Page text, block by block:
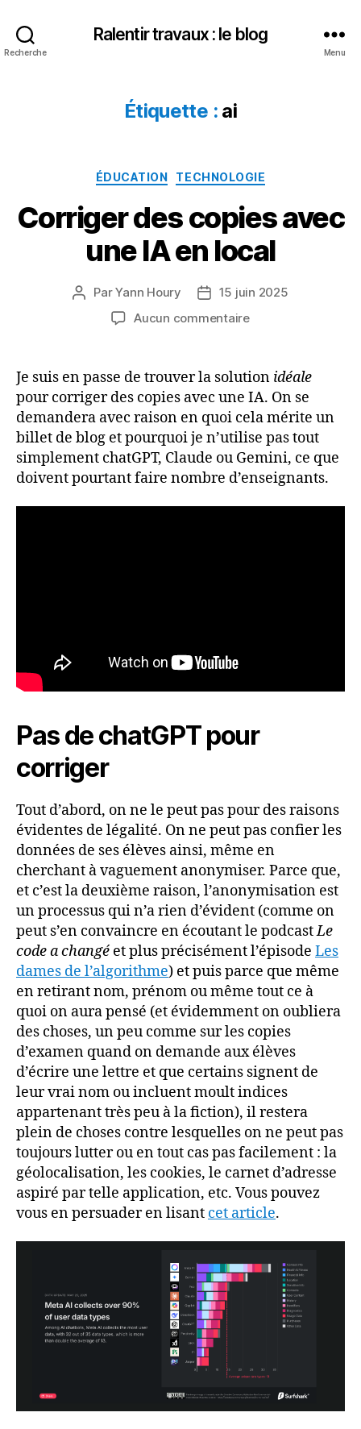
Recherche
Ralentir travaux : le blog
Menu
Étiquette : ai
Catégories
ÉDUCATION TECHNOLOGIE
Corriger des copies avec
une IA en local
Auteur
l’article
ParYann Houry
Date15 juin 2025
Aucun commentairesur
copies
une
IA
en
local
Je suis en passe de trouver la solution idéale
pour corriger des copies avec une IA. On se
demandera avec raison en quoi cela mérite un
billet de blog et pourquoi je n’utilise pas tout
simplement chatGPT, Claude ou Gemini, ce que
doivent pourtant faire nombre d’enseignants.
Pas de chatGPT pour
corriger
Tout d’abord, on ne le peut pas pour des raisons
évidentes de légalité. On ne peut pas confier les
données de ses élèves ainsi, même en
cherchant à vaguement anonymiser. Parce que,
et c’est la deuxième raison, l’anonymisation est
un processus qui n’a rien d’évident (comme on
peut s’en convaincre en écoutant le podcastLe
code a changé et plus précisément l’épisode Les
dames de l’algorithme) et puis parce que même
en retirant nom, prénom ou même tout ce à
quoi on aura pensé (et évidemment on oubliera
des choses, un peu comme sur les copies
d’examen quand on demande aux élèves
d’écrire une lettre et que certains signent de
leur vrai nom ou incluent moult indices
appartenant très peu à la fiction), il restera
plein de choses contre lesquelles on ne peut pas
toujours lutter ou en tout cas pas facilement : la
géolocalisation, les cookies, le carnet d’adresse
aspiré par telle application, etc. Vous pouvez
vous en persuader en lisant cet article.